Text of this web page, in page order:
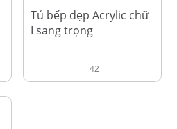
Tủ bếp đẹp Acrylic chữ
I sang trọng
42